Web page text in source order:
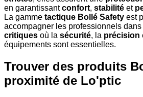
en garantissantconfort, stabilité et
La gamme tactique Bollé Safety est
accompagner les professionnels
critiques où la sécurité, la précision
équipements sont essentielles.
Trouver des produits
proximité de Lo'ptic